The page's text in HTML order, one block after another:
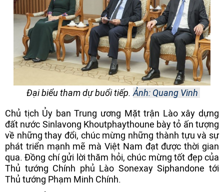
Đại biểu tham dự buổi tiếp. Ảnh: Quang Vinh
Chủ tịch Ủy ban Trung ương Mặt trận Lào xây dựng
đất nước Sinlavong Khoutphaythoune bày tỏ ấn tượng
về những thay đổi, chúc mừng những thành tựu và sự
phát triển mạnh mẽ mà Việt Nam đạt được thời gian
qua. Đồng chí gửi lời thăm hỏi, chúc mừng tốt đẹp của
Thủ tướng Chính phủ Lào Sonexay Siphandone tới
Thủ tướng Phạm Minh Chính.